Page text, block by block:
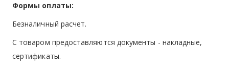
Формы оплаты:
Безналичный расчет.
С товаром предоставляются документы - накладные,
сертификаты.